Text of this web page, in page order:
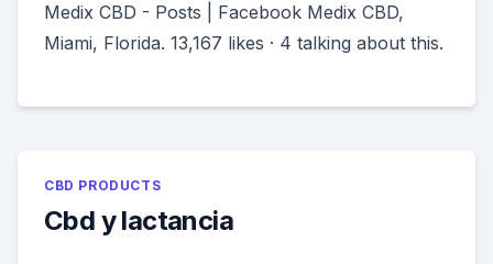
Medix CBD - Posts | Facebook Medix CBD,
Miami, Florida. 13,167 likes · 4 talking about this.
CBD PRODUCTS
Cbd y lactancia